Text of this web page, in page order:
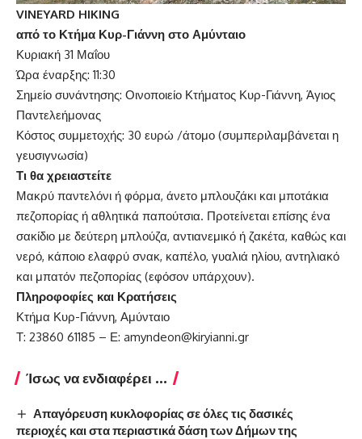
VINEYARD HIKING
από το Κτήμα Κυρ-Γιάννη στο Αμύνταιο
Κυριακή 31 Μαΐου
Ώρα έναρξης: 11:30
Σημείο συνάντησης: Οινοποιείο Κτήματος Κυρ-Γιάννη, Άγιος
Παντελεήμονας
Κόστος συμμετοχής: 30 ευρώ /άτομο (συμπεριλαμβάνεται η
γευσιγνωσία)
Τι θα χρειαστείτε
Μακρύ παντελόνι ή φόρμα, άνετο μπλουζάκι και μποτάκια
πεζοπορίας ή αθλητικά παπούτσια. Προτείνεται επίσης ένα
σακίδιο με δεύτερη μπλούζα, αντιανεμικό ή ζακέτα, καθώς και
νερό, κάποιο ελαφρύ σνακ, καπέλο, γυαλιά ηλίου, αντηλιακό
και μπατόν πεζοπορίας (εφόσον υπάρχουν).
Πληροφοφίες και Κρατήσεις
Κτήμα Κυρ-Γιάννη, Αμύνταιο
Τ: 23860 61185 – Ε: amyndeon@kiryianni.gr
Ίσως να ενδιαφέρει ...
Απαγόρευση κυκλοφορίας σε όλες τις δασικές
περιοχές και στα περιαστικά δάση των Δήμων της